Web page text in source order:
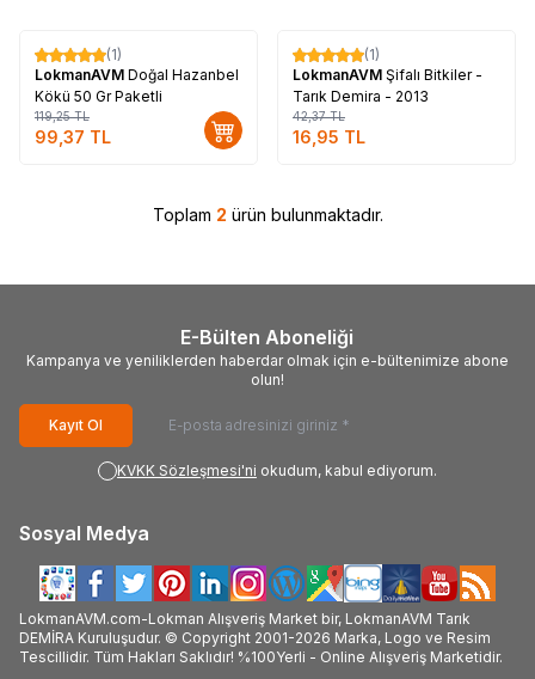
%17
(1)
LokmanAVM Doğal Hazanbel
Kökü 50 Gr Paketli
119,25TL
99,37 TL
%60
(1)
LokmanAVM Şifalı Bitkiler -
Tarık Demira - 2013
42,37TL
16,95 TL
Toplam 2 ürün bulunmaktadır.
E-Bülten Aboneliği
Kampanya ve yeniliklerden haberdar olmak için e-bültenimize abone
olun!
Kayıt Ol
KVKK Sözleşmesi'ni okudum, kabul ediyorum.
Sosyal Medya
LokmanAVM.com-Lokman Alışveriş Market bir, LokmanAVM Tarık
DEMİRA Kuruluşudur. © Copyright 2001-2026 Marka, Logo ve Resim
Tescillidir. Tüm Hakları Saklıdır! %100Yerli - Online Alışveriş Marketidir.